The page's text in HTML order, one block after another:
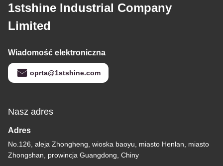
1stshine Industrial Company
Limited
Wiadomość elektroniczna
oprta@1stshine.com
Nasz adres
Adres
No.126, aleja Zhongheng, wioska baoyu, miasto Henlan, miasto
Zhongshan, prowincja Guangdong, Chiny